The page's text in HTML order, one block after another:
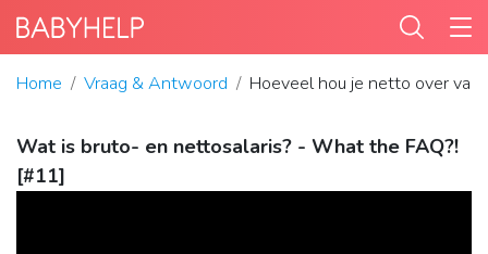
Home Vraag & Antwoord Hoeveel hou je netto over
Wat is bruto- en nettosalaris? - What the FAQ?!
[#11]